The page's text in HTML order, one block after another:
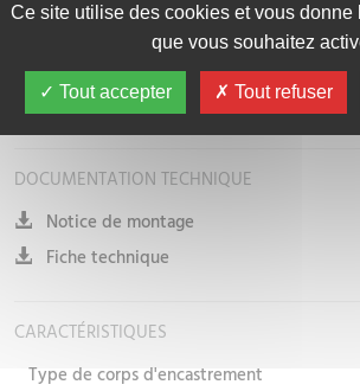
CONNECTEZ-VOUS
Caractéristiques techniques
DOCUMENTATION TECHNIQUE
Notice de montage
Fiche technique
CARACTÉRISTIQUES
Type de corps d'encastrement
Ce site utilise des cookies et vous donne
que vous souhaitez
Tout accepter Tout refuser